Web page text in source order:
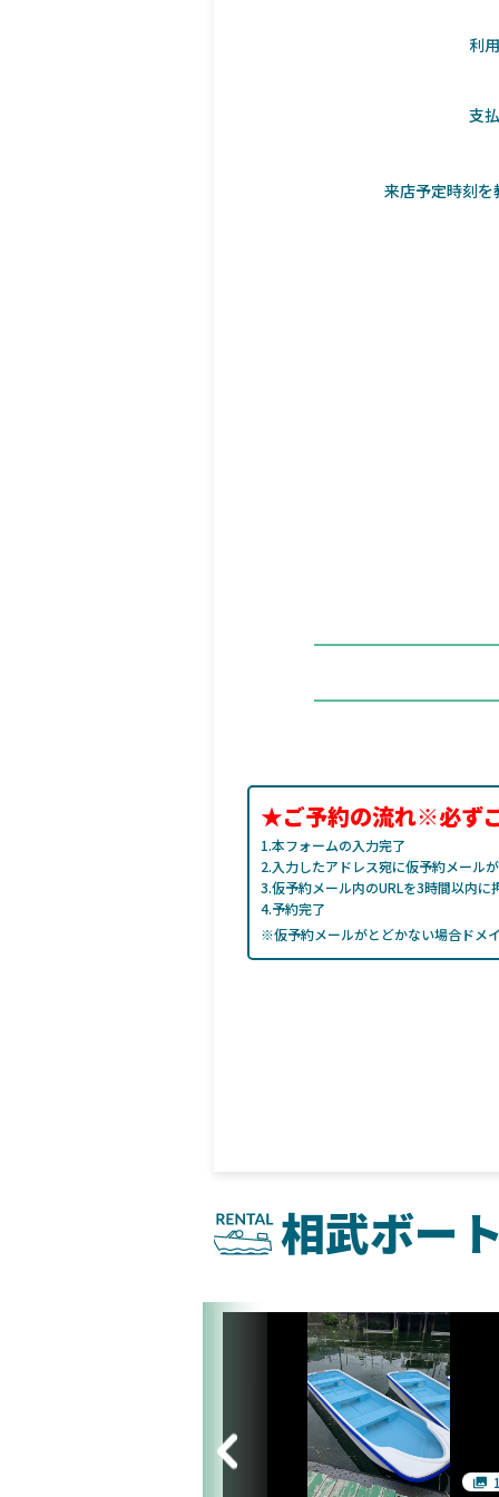
利
支
来店予定時刻を
★ご予約の流れ※必ず
1.本フォームの入力完了
2.入力したアドレス宛に仮予約メール
3.仮予約メール内のURLを3時間以内に
4.予約完了
※仮予約メールがとどかない場合ドメ
相武ボー